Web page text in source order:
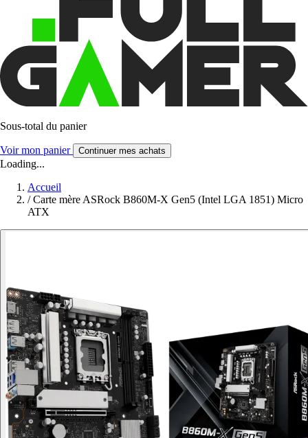
Sous-total du panier
Voir mon panier Continuer mes achats
Loading...
Accueil
/ Carte mère ASRock B860M-X Gen5 (Intel LGA 1851) Micro
ATX